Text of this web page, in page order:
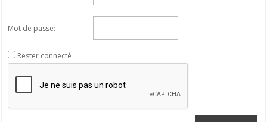
Mot de passe:
Rester connecté